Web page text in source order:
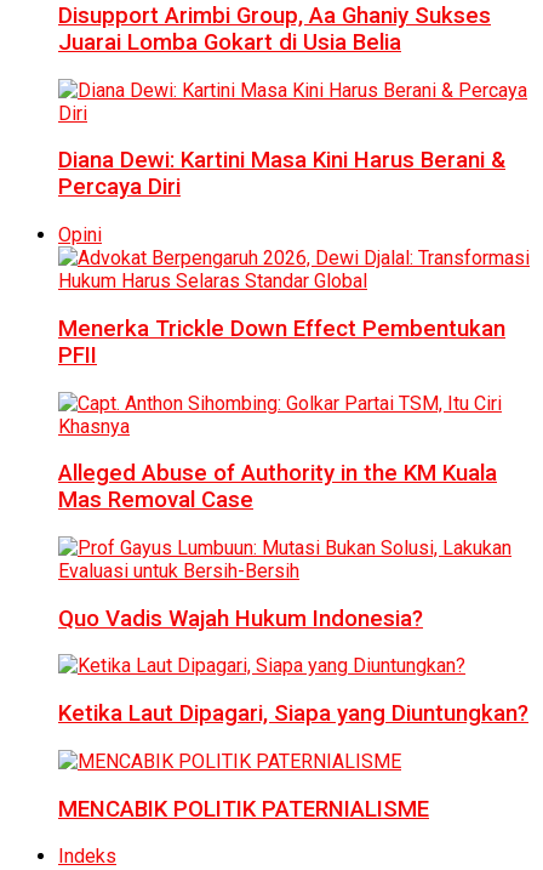
Disupport Arimbi Group, Aa Ghaniy Sukses
Juarai Lomba Gokart di Usia Belia
Diana Dewi: Kartini Masa Kini Harus Berani &
Percaya Diri
Opini
Menerka Trickle Down Effect Pembentukan
PFII
Alleged Abuse of Authority in the KM Kuala
Mas Removal Case
Quo Vadis Wajah Hukum Indonesia?
Ketika Laut Dipagari, Siapa yang Diuntungkan?
MENCABIK POLITIK PATERNIALISME
Indeks